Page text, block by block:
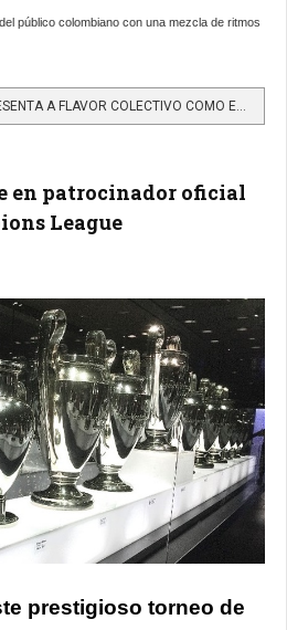
público colombiano con una mezcla de ritmos
LEER MÁS…BUDWEISER PRESENTA A FLAVOR COLECTIVO COMO EL NUEVO TALENTO DE SU SELLO DISCOGRÁFICO BUDX RECORDS
en patrocinador oficial
League
prestigioso torneo de